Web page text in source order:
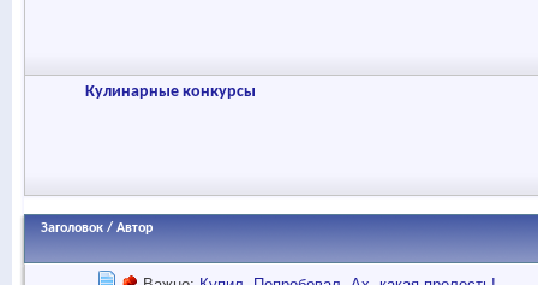
Кулинарные конкурсы
Заголовок / Автор